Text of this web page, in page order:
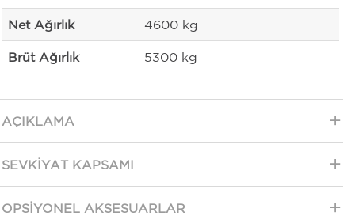
Net Ağırlık 4600 kg
Brüt Ağırlık 5300 kg
AÇIKLAMA
SEVKIYAT KAPSAMI
OPSIYONEL AKSESUARLAR